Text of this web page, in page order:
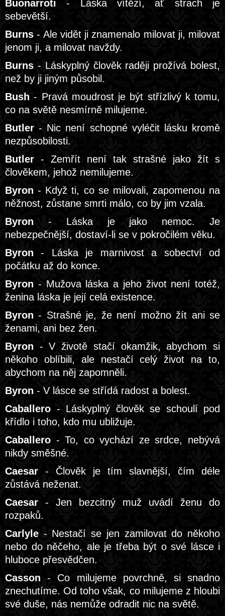
Buonarroti - Láska vítězí, ať strach je
sebevětší.
Burns - Ale vidět ji znamenalo milovat ji, milovat
jenom ji, a milovat navždy.
Burns - Láskyplný člověk raději prožívá bolest,
než by ji jiným působil.
Bush - Pravá moudrost je být střízlivý k tomu,
co na světě nesmírně milujeme.
Butler - Nic není schopné vyléčit lásku kromě
nezpůsobilosti.
Butler - Zemřít není tak strašné jako žít s
člověkem, jehož nemilujeme.
Byron - Když ti, co se milovali, zapomenou na
něžnost, zůstane smrti málo, co by jim vzala.
Byron - Láska je jako nemoc. Je
nebezpečnější, dostaví-li se v pokročilém věku.
Byron - Láska je marnivost a sobectví od
počátku až do konce.
Byron - Mužova láska a jeho život není totéž,
ženina láska je její celá existence.
Byron - Strašné je, že není možno žít ani se
ženami, ani bez žen.
Byron - V životě stačí okamžik, abychom si
někoho oblíbili, ale nestačí celý život na to,
abychom na něj zapomněli.
Byron - V lásce se střídá radost a bolest.
Caballero - Láskyplný člověk se schoulí pod
křídlo i toho, kdo mu ubližuje.
Caballero - To, co vychází ze srdce, nebývá
nikdy směšné.
Caesar - Člověk je tím slavnější, čím déle
zůstává neženat.
Caesar - Jen bezcitný muž uvádí ženu do
rozpaků.
Carlyle - Nestačí se jen zamilovat do někoho
nebo do něčeho, ale je třeba být o své lásce i
hluboce přesvědčen.
Casson - Co milujeme povrchně, si snadno
znechutíme. Od toho však, co milujeme z hloubi
své duše, nás nemůže odradit nic na světě.